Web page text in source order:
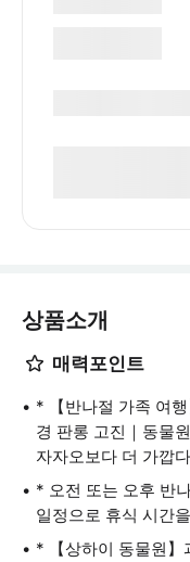
상품소개
매력포인트
* 【반나절 가족 여
경 판롱 고진｜동물
자자오보다 더 가깝
* 오전 또는 오후 반
일정으로 휴식 시간
* 【상하이 동물원】